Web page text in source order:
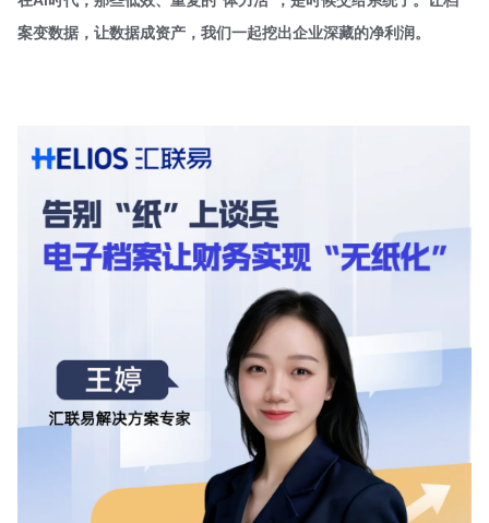
案变数据，让数据成资产，我们一起挖出企业深藏的净利润。